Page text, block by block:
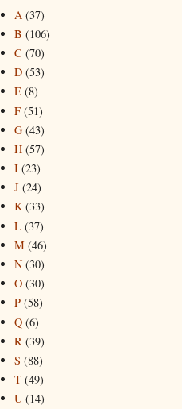
A (37)
B (106)
C (70)
D (53)
E (8)
F (51)
G (43)
H (57)
I (23)
J (24)
K (33)
L (37)
M (46)
N (30)
O (30)
P (58)
Q (6)
R (39)
S (88)
T (49)
U (14)